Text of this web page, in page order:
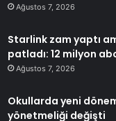
Ağustos 7, 2026
Starlink zam yaptı
patladı: 12 milyon
Ağustos 7, 2026
Okullarda yeni
yönetmeliği değişti